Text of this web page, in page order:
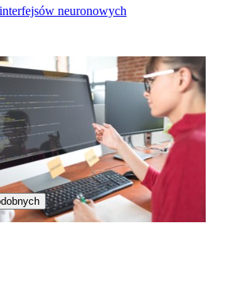
neuronowych